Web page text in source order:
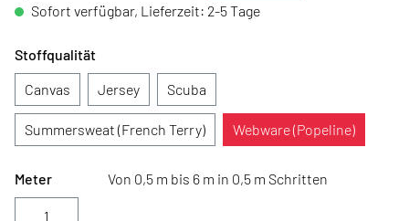
Sofort verfügbar, Lieferzeit: 2-5 Tage
Stoffqualität
Canvas
Jersey Scuba
Summersweat (French Terry) Webware (Popeline)
Meter Von 0,5 m bis 6 m in 0,5 m Schritten